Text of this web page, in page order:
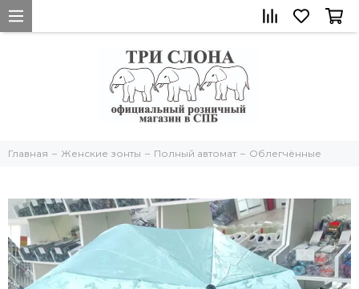
Главная Женские зонты Полный автомат Облегчённые